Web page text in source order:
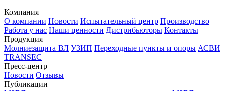
Компания
О компании Новости Испытательный центр Производство
Работа у нас Наши ценности Дистрибьюторы Контакты
Продукция
Молниезащита ВЛ УЗИП Переходные пункты и опоры АСВИ
TRANSEC
Пресс-центр
Новости Отзывы
Публикации